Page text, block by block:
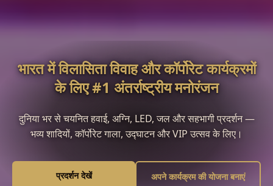
भारत में विलासिता विवाह और कॉर्पोरेट कार्यक्रमों
के लिए #1 अंतर्राष्ट्रीय मनोरंजन
दुनिया भर से चयनित हवाई, अग्नि, LED, जल और सहभागी प्रदर्शन —
भव्य शादियों, कॉर्पोरेट गाला, उद्घाटन और VIP उत्सव के लिए।
प्रदर्शन देखें अपने कार्यक्रम की योजना बनाएं